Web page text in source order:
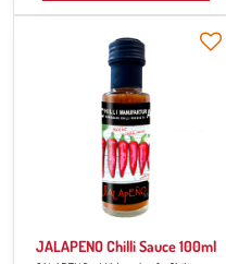
JALAPENO Chilli Sauce 100ml